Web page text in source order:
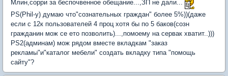
Млин,сорри за беспочвенное обещание...,ЗП не дали...
PS(Phil-у) думаю что"сознательных граждан" более 5%))(даже
если с 12к пользователей 4 проц хотя бы по 5 баков(созн
гражданин мож се ето позволить)...,помоему на сервак хватит..)))
PS2(админам) мож рядом вместе вкладкам "заказ
рекламы"и"каталог мебели" создать вкладку типа "помощь
сайту"?